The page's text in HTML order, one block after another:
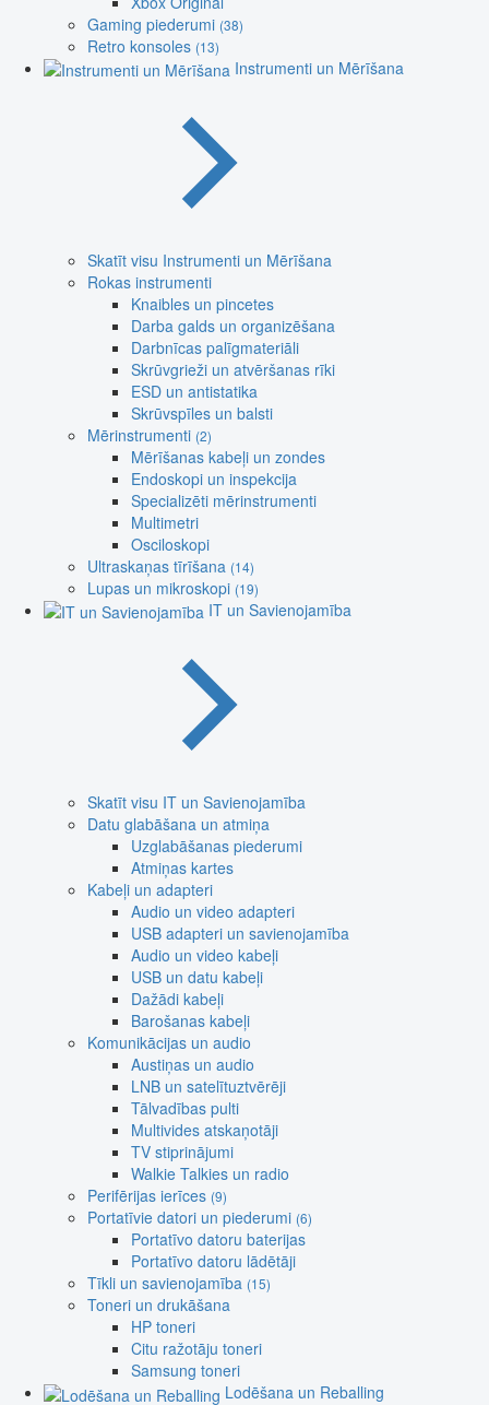
Gaming piederumi (38)
Retro konsoles (13)
Instrumenti un Mērīšana
Skatīt visu Instrumenti un Mērīšana
Rokas instrumenti
Knaibles un pincetes
Darba galds un organizēšana
Darbnīcas palīgmateriāli
Skrūvgrieži un atvēršanas rīki
ESD un antistatika
Skrūvspīles un balsti
Mērinstrumenti (2)
Mērīšanas kabeļi un zondes
Endoskopi un inspekcija
Specializēti mērinstrumenti
Multimetri
Osciloskopi
Ultraskaņas tīrīšana (14)
Lupas un mikroskopi (19)
IT un Savienojamība
Skatīt visu IT un Savienojamība
Datu glabāšana un atmiņa
Uzglabāšanas piederumi
Atmiņas kartes
Kabeļi un adapteri
Audio un video adapteri
USB adapteri un savienojamība
Audio un video kabeļi
USB un datu kabeļi
Dažādi kabeļi
Barošanas kabeļi
Komunikācijas un audio
Austiņas un audio
LNB un satelītuztvērēji
Tālvadības pulti
Multivides atskaņotāji
TV stiprinājumi
Walkie Talkies un radio
Perifērijas ierīces (9)
Portatīvie datori un piederumi (6)
Portatīvo datoru baterijas
Portatīvo datoru lādētāji
Tīkli un savienojamība (15)
Toneri un drukāšana
HP toneri
Citu ražotāju toneri
Samsung toneri
Lodēšana un Reballing